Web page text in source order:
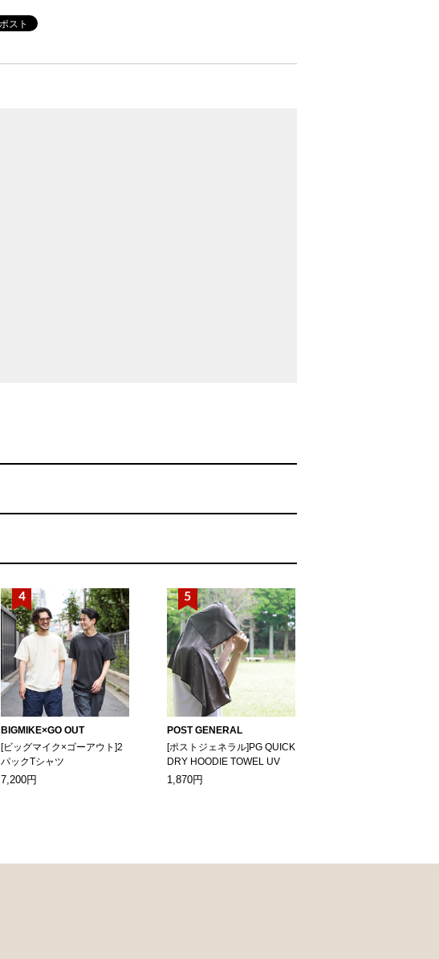
BIGMIKE×GO OUT
[ビッグマイク×ゴーアウト]2
パックTシャツ
7,200円
POST GENERAL
[ポストジェネラル]PG QUICK
DRY HOODIE TOWEL UV
1,870円